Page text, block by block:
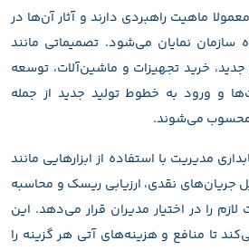
ماهیت راهبردی دارند و آثار آن‌ها در
سازمان نمایان می‌شود. تصمیماتی مانند
خرید تجهیزات و ماشین‌آلات، توسعه
و ورود به خطوط تولید جدید از جمله
می‌شوند.
مدیریت با استفاده از ابزارهایی مانند
جریان‌های نقدی، ارزیابی ریسک و محاسبه
لازم را در اختیار مدیران قرار می‌دهد. این
تا منافع و هزینه‌های آتی هر گزینه را